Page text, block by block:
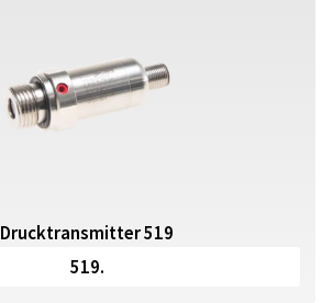
Drucktransmitter 519
519.